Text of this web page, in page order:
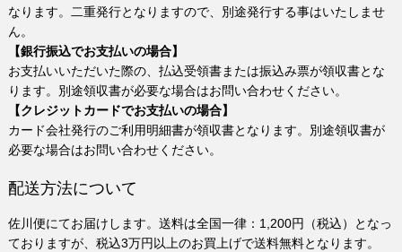
なります。二重発行となりますので、別途発行する事はいたしませ
ん。
【銀行振込でお支払いの場合】
お支払いいただいた際の、払込受領書または振込み票が領収書とな
ります。別途領収書が必要な場合はお問い合わせください。
【クレジットカードでお支払いの場合】
カード会社発行のご利用明細書が領収書となります。別途領収書が
必要な場合はお問い合わせください。
配送方法について
佐川便にてお届けします。送料は全国一律：1,200円（税込）となっ
ておりますが、税込3万円以上のお買上げで送料無料となります。